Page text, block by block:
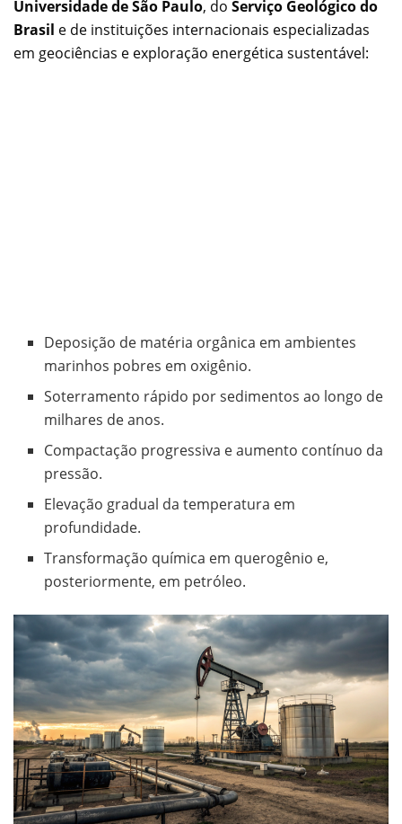
Universidade de São Paulo, do Serviço Geológico do
Brasil e de instituições internacionais especializadas
em geociências e exploração energética sustentável:
Deposição de matéria orgânica em ambientes
marinhos pobres em oxigênio.
Soterramento rápido por sedimentos ao longo de
milhares de anos.
Compactação progressiva e aumento contínuo da
pressão.
Elevação gradual da temperatura em
profundidade.
Transformação química em querogênio e,
posteriormente, em petróleo.